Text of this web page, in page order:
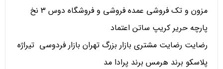
مزون و تک فروشی عمده فروشی و فروشگاه دوس 3 نخ
پارچه حریر کریپ ساتن اعتماد
رضایت رضایت مشتری بازار بزرگ تهران بازار فردوسی تیراژه
پلاسکو برند هرمس برند پرادا مد